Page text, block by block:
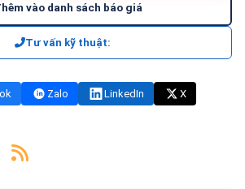
vào danh sách báo giá
Tư vấn kỹ thuật:
Zalo LinkedIn
X